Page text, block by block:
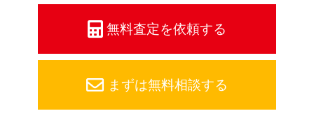
無料査定を依頼する
まずは無料相談する